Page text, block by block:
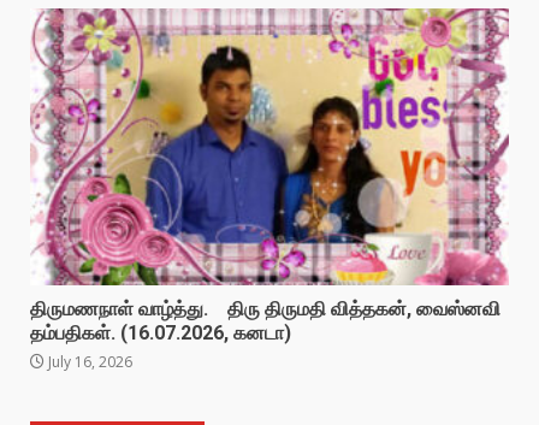
திருமணநாள் வாழ்த்து. திரு திருமதி வித்தகன், வைஸ்னவி
தம்பதிகள். (16.07.2026, கனடா)
July 16, 2026